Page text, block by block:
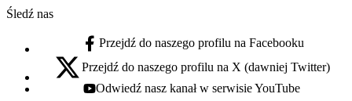
Śledź nas
facebook - otwiera się w nowej karcie
Przejdź do naszego profilu na Facebooku
x - otwiera się w nowej karcie
Przejdź do naszego profilu na X (dawniej Twitter)
youtube - otwiera się w nowej karcie
Odwiedź nasz kanał w serwisie YouTube